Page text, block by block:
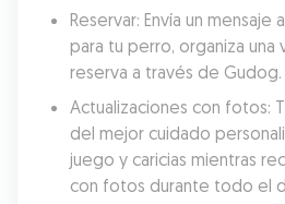
Reservar: Envía un
para tu perro, organiza una
reserva a través de Gudog.
Actualizaciones con fotos:
del mejor cuidado
juego y caricias mientras
con fotos durante todo el